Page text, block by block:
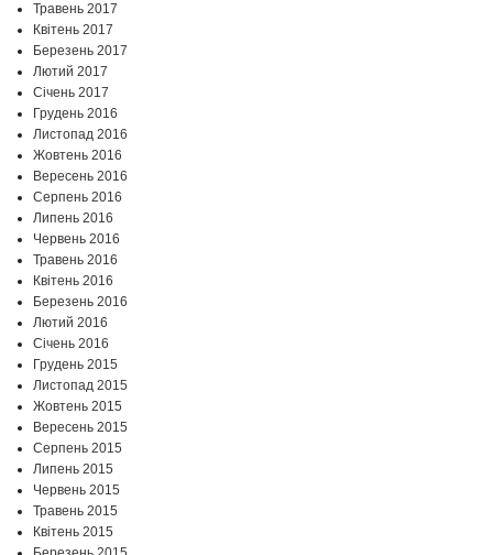
Травень 2017
Квітень 2017
Березень 2017
Лютий 2017
Січень 2017
Грудень 2016
Листопад 2016
Жовтень 2016
Вересень 2016
Серпень 2016
Липень 2016
Червень 2016
Травень 2016
Квітень 2016
Березень 2016
Лютий 2016
Січень 2016
Грудень 2015
Листопад 2015
Жовтень 2015
Вересень 2015
Серпень 2015
Липень 2015
Червень 2015
Травень 2015
Квітень 2015